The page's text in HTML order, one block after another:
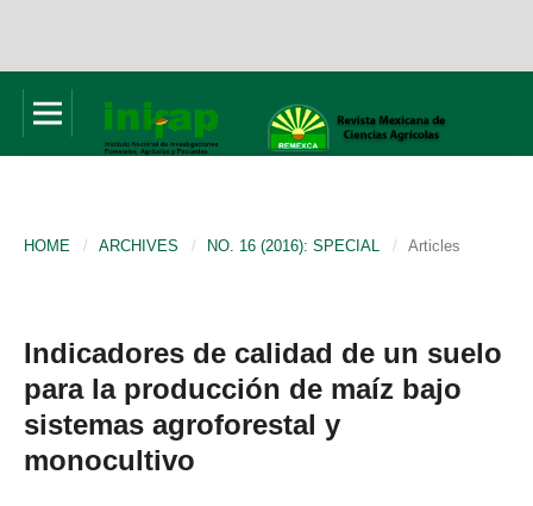
HOME / ARCHIVES / NO. 16 (2016): SPECIAL / Articles
Indicadores de calidad de un suelo
para la producción de maíz bajo
sistemas agroforestal y
monocultivo